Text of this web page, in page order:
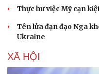
Thực hư việc Mỹ cạn
Tên lửa đạn đạo Nga
Ukraine
XÃ HỘI